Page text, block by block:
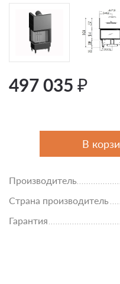
497 035 ₽
В
Производитель
Страна производитель
Гарантия